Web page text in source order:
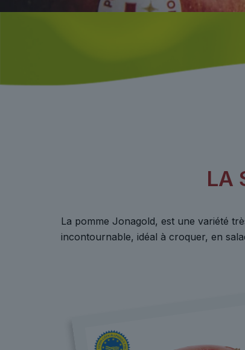
LA
La pomme Jonagold, est une variété
incontournable, idéal à croquer, en